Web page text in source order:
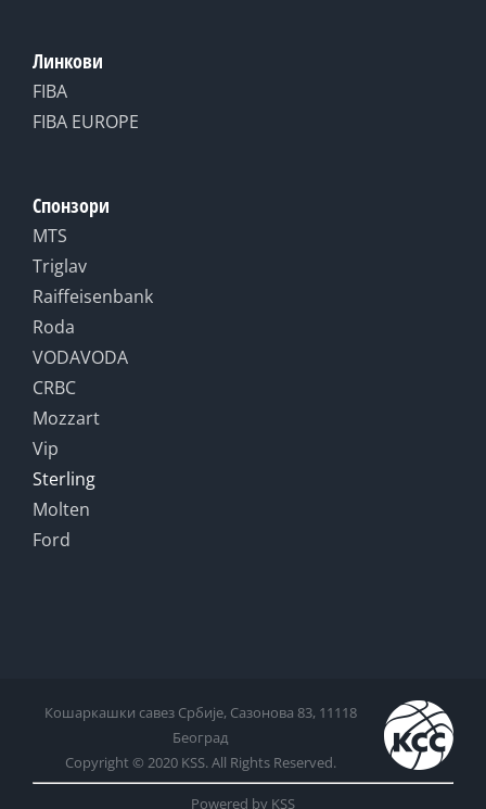
Линкови
FIBA
FIBA EUROPE
Спонзори
MTS
Triglav
Raiffeisenbank
Roda
VODAVODA
CRBC
Mozzart
Vip
Sterling
Molten
Ford
Кошаркашки савез Србије, Сазонова 83, 11118
Београд
Copyright © 2020 KSS. All Rights Reserved.
Powered by KSS